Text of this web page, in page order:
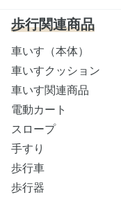
歩行関連商品
車いす（本体）
車いすクッション
車いす関連商品
電動カート
スロープ
手すり
歩行車
歩行器